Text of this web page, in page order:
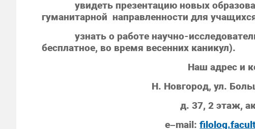
увидеть презентацию новых
гуманитарной направленности для
узнать о работе научно-
бесплатное, во время весенних каникул).
Наш адрес и
Н. Новгород, ул.
д. 37, 2 этаж,
e–mail: